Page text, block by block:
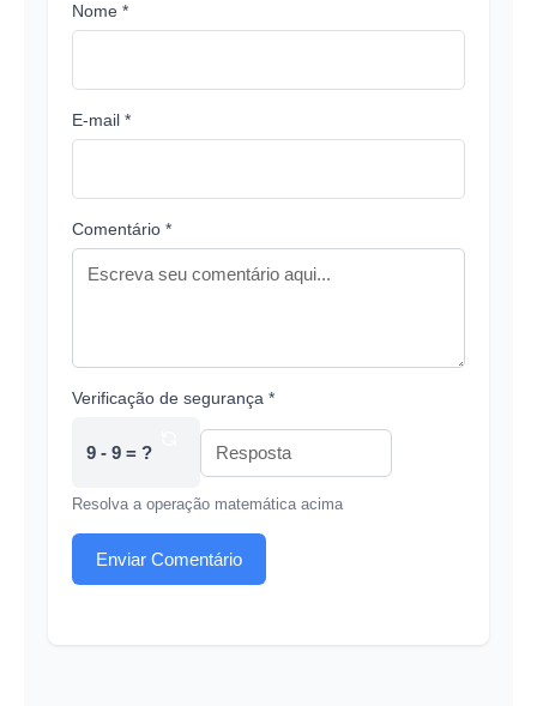
Nome *
E-mail *
Comentário *
Verificação de segurança *
9 - 9 = ?
Resolva a operação matemática acima
Enviar Comentário